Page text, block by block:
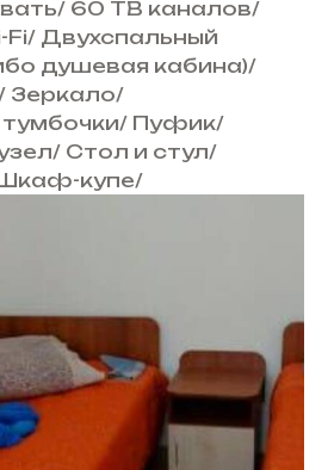
/ 60 ТВ каналов/
Fi/ Двухспальный
душевая кабина)/
Зеркало/
/ Пуфик/
/ Стол и стул/
купе/